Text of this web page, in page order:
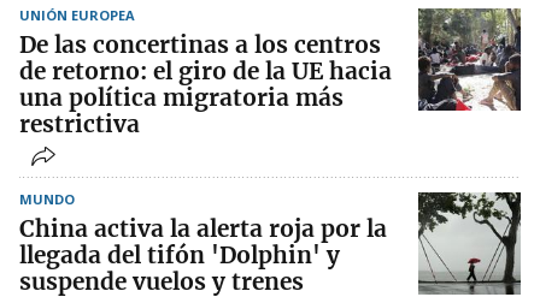
UNIÓN EUROPEA
De las concertinas a los centros
de retorno: el giro de la UE hacia
una política migratoria más
restrictiva
MUNDO
China activa la alerta roja por la
llegada del tifón 'Dolphin' y
suspende vuelos y trenes